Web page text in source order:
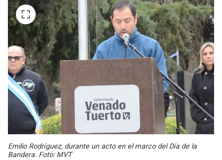
Emilio Rodríguez, durante un acto en el marco del Día de la
Bandera. Foto: MVT